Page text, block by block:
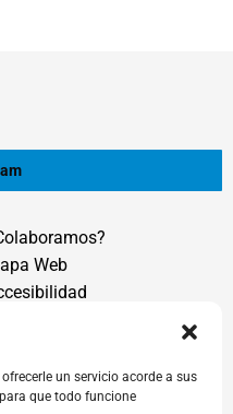
un servicio acorde a sus
que todo funcione
Web
Tenerife. Islas Canarias.